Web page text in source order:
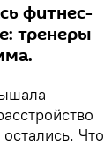
фитнес-
тренеры
Что